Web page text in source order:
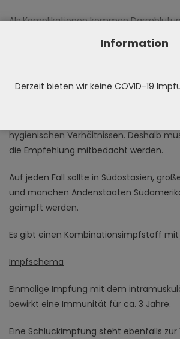
Als Komplikationen kommen
perforationen vor, sowie eitrige
verschiedenen Organen.
hygienischen Verhältnissen. Deshalb
die Empfehlung mitbedacht werden.
Auf jeden Fall sollte in Südostasien,
und manchen Andenstaaten
geimpft werden.
Es gibt einen Kombinationsimpfstoff mit
Impfschema
Einmalige Impfung mit dem
bewirkt eine Immunität für ca. 3 Jahre.
Eine Schluckimpfung steht ebenfalls
Information
Derzeit bieten wir keine COVID-19